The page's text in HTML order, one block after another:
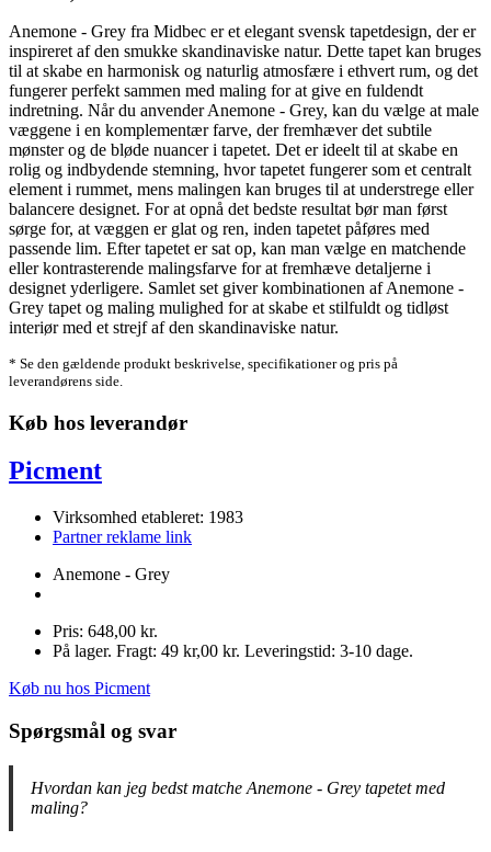
Anemone - Grey fra Midbec er et elegant svensk tapetdesign, der er
inspireret af den smukke skandinaviske natur. Dette tapet kan bruges
til at skabe en harmonisk og naturlig atmosfære i ethvert rum, og det
fungerer perfekt sammen med maling for at give en fuldendt
indretning. Når du anvender Anemone - Grey, kan du vælge at male
væggene i en komplementær farve, der fremhæver det subtile
mønster og de bløde nuancer i tapetet. Det er ideelt til at skabe en
rolig og indbydende stemning, hvor tapetet fungerer som et centralt
element i rummet, mens malingen kan bruges til at understrege eller
balancere designet. For at opnå det bedste resultat bør man først
sørge for, at væggen er glat og ren, inden tapetet påføres med
passende lim. Efter tapetet er sat op, kan man vælge en matchende
eller kontrasterende malingsfarve for at fremhæve detaljerne i
designet yderligere. Samlet set giver kombinationen af Anemone -
Grey tapet og maling mulighed for at skabe et stilfuldt og tidløst
interiør med et strejf af den skandinaviske natur.
* Se den gældende produkt beskrivelse, specifikationer og pris på
leverandørens side.
Køb hos leverandør
Picment
Virksomhed etableret: 1983
Partner reklame link
Anemone - Grey
Pris: 648,00 kr.
På lager. Fragt: 49 kr,00 kr. Leveringstid: 3-10 dage.
Køb nu hos Picment
Spørgsmål og svar
Hvordan kan jeg bedst matche Anemone - Grey tapetet med
maling?